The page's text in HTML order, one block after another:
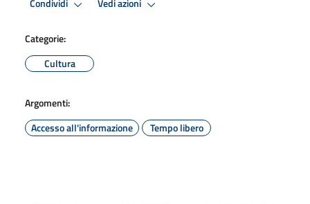
Condividi Vedi azioni
Categorie:
Cultura
Argomenti:
Accesso all'informazione
Tempo libero